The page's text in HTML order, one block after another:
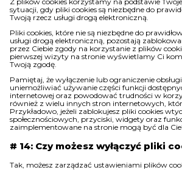
sytuacji, gdy pliki cookies są niezbędne do
Twoją rzecz usługi drogą elektroniczną.
Pliki cookies, które nie są niezbędne do
usługi drogą elektroniczną, pozostają
przez Ciebie zgody na korzystanie z plików
pierwszej wizyty na stronie wyświetlamy Ci
Twoją zgodę.
Pamiętaj, że wyłączenie lub ograniczenie
uniemożliwiać używanie części funkcji
internetowej oraz powodować trudności w
również z wielu innych stron internetowych,
Przykładowo, jeżeli zablokujesz pliki cookies
społecznościowych, przyciski, widgety oraz
zaimplementowane na stronie mogą być dla
# 14: Czy możesz wyłączyć pliki
Tak, możesz zarządzać ustawieniami plików